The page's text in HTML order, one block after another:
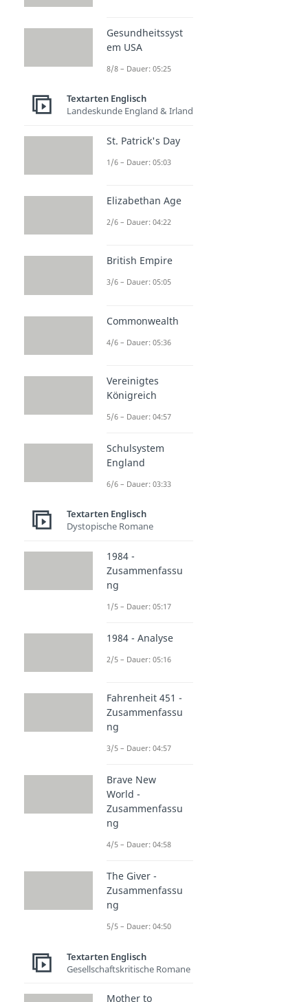
Gesundheitssyst
em USA
8/8 – Dauer: 05:25
Textarten Englisch
Landeskunde England & Irland
St. Patrick's Day
1/6 – Dauer: 05:03
Elizabethan Age
2/6 – Dauer: 04:22
British Empire
3/6 – Dauer: 05:05
Commonwealth
4/6 – Dauer: 05:36
Vereinigtes
Königreich
5/6 – Dauer: 04:57
Schulsystem
England
6/6 – Dauer: 03:33
Textarten Englisch
Dystopische Romane
1984 -
Zusammenfassu
ng
1/5 – Dauer: 05:17
1984 - Analyse
2/5 – Dauer: 05:16
Fahrenheit 451 -
Zusammenfassu
ng
3/5 – Dauer: 04:57
Brave New
World -
Zusammenfassu
ng
4/5 – Dauer: 04:58
The Giver -
Zusammenfassu
ng
5/5 – Dauer: 04:50
Textarten Englisch
Gesellschaftskritische Romane
Mother to